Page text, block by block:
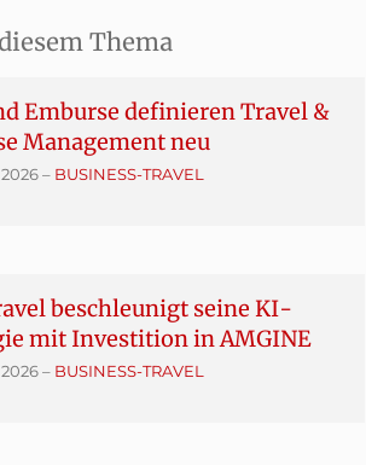
Thema
Emburse definieren Travel &
Management neu
– BUSINESS-TRAVEL
beschleunigt seine KI-
mit Investition in AMGINE
– BUSINESS-TRAVEL